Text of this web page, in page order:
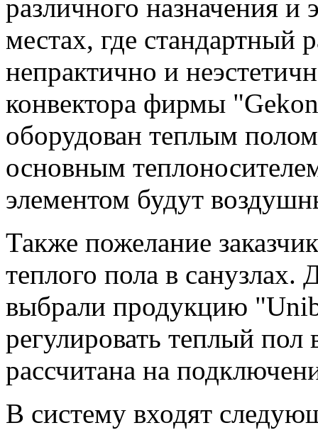
различного назначения и
местах, где стандартный
непрактично и
конвектора фирмы
оборудован теплым
основным
элементом будут
Также пожелание
теплого пола в
выбрали продукцию
регулировать теплый
рассчитана на
В систему входят